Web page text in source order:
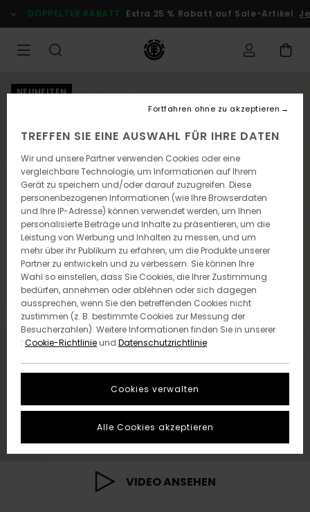
zur
Produktinformation
DOPPELTER RABATT Extra 25 % Rabatt auf Sale-Artikel
NEUHEITEN
VIDEO ANSEHEN
TREFFEN SIE EINE AUSWAHL FÜR IHRE DATEN
Wir und unsere Partner verwenden Cookies oder eine
vergleichbare Technologie, um Informationen auf Ihrem
Gerät zu speichern und/oder darauf zuzugreifen. Diese
personenbezogenen Informationen (wie Ihre Browserdaten
und Ihre IP-Adresse) können verwendet werden, um Ihnen
personalisierte Beiträge und Inhalte zu präsentieren, um die
Leistung von Werbung und Inhalten zu messen, und um
mehr über ihr Publikum zu erfahren, um die Produkte unserer
Partner zu entwickeln und zu verbessern. Sie können Ihre
Wahl so einstellen, dass Sie Cookies, die Ihrer Zustimmung
bedürfen, annehmen oder ablehnen oder sich dagegen
aussprechen, wenn Sie den betreffenden Cookies nicht
zustimmen (z. B. bestimmte Cookies zur Messung der
Besucherzahlen). Weitere Informationen finden Sie in unserer
: Cookie-Richtlinieund Datenschutzrichtlinie
Cookies verwalten
Fortfahren ohne zu akzeptieren
Alle Cookies akzeptieren